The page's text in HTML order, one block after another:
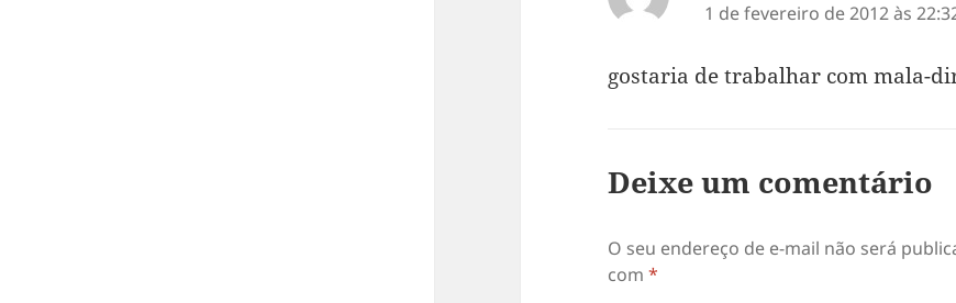
1 de fevereiro de 2012 às
gostaria de trabalhar com mala-
Deixe um comentário
O seu endereço de e-mail não será
com*